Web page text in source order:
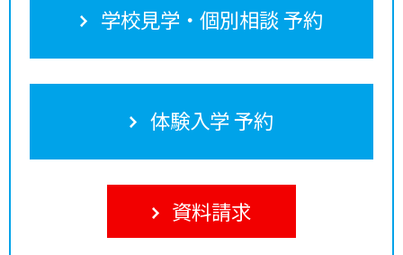
学校見学・個別相談 予約
体験入学 予約
資料請求